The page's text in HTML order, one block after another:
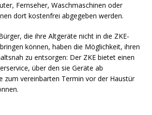
Fernseher, Waschmaschinen oder
dort kostenfrei abgegeben werden.
die ihre Altgeräte nicht in die ZKE-
können, haben die Möglichkeit, ihren
zu entsorgen: Der ZKE bietet einen
über den sie Geräte ab
zum vereinbarten Termin vor der Haustür